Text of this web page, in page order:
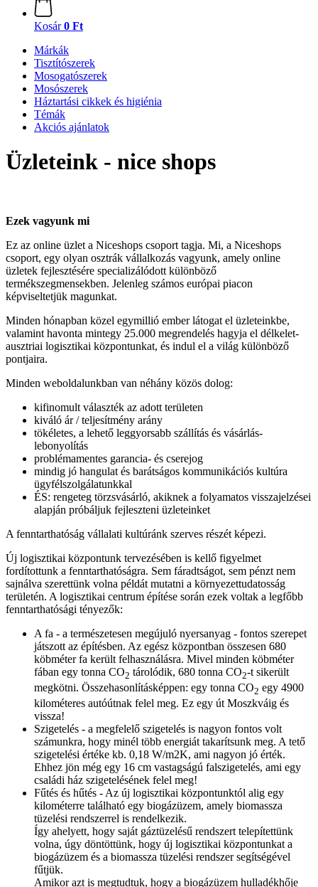
Kosár 0 Ft
Márkák
Tisztítószerek
Mosogatószerek
Mosószerek
Háztartási cikkek és higiénia
Témák
Akciós ajánlatok
Üzleteink - nice shops
Ezek vagyunk mi
Ez az online üzlet a Niceshops csoport tagja. Mi, a Niceshops
csoport, egy olyan osztrák vállalkozás vagyunk, amely online
üzletek fejlesztésére specializálódott különböző
termékszegmensekben. Jelenleg számos európai piacon
képviseltetjük magunkat.
Minden hónapban közel egymillió ember látogat el üzleteinkbe,
valamint havonta mintegy 25.000 megrendelés hagyja el délkelet-
ausztriai logisztikai központunkat, és indul el a világ különböző
pontjaira.
Minden weboldalunkban van néhány közös dolog:
kifinomult választék az adott területen
kiváló ár / teljesítmény arány
tökéletes, a lehető leggyorsabb szállítás és vásárlás-
lebonyolítás
problémamentes garancia- és cserejog
mindig jó hangulat és barátságos kommunikációs kultúra
ügyfélszolgálatunkkal
ÉS: rengeteg törzsvásárló, akiknek a folyamatos visszajelzései
alapján próbáljuk fejleszteni üzleteinket
A fenntarthatóság vállalati kultúránk szerves részét képezi.
Új logisztikai központunk tervezésében is kellő figyelmet
fordítottunk a fenntarthatóságra. Sem fáradtságot, sem pénzt nem
sajnálva szerettünk volna példát mutatni a környezettudatosság
területén. A logisztikai centrum építése során ezek voltak a legfőbb
fenntarthatósági tényezők:
A fa - a természetesen megújuló nyersanyag - fontos szerepet
játszott az építésben. Az egész központban összesen 680
köbméter fa került felhasználásra. Mivel minden köbméter
fában egy tonna CO2 tárolódik, 680 tonna CO2-t sikerült
megkötni. Összehasonlításképpen: egy tonna CO2 egy 4900
kilométeres autóútnak felel meg. Ez egy út Moszkváig és
vissza!
Szigetelés - a megfelelő szigetelés is nagyon fontos volt
számunkra, hogy minél több energiát takarítsunk meg. A tető
szigetelési értéke kb. 0,18 W/m2K, ami nagyon jó érték.
Ehhez jön még egy 16 cm vastagságú falszigetelés, ami egy
családi ház szigetelésének felel meg!
Fűtés és hűtés - Az új logisztikai központunktól alig egy
kilométerre található egy biogázüzem, amely biomassza
tüzelési rendszerrel is rendelkezik.
Így ahelyett, hogy saját gáztüzelésű rendszert telepítettünk
volna, úgy döntöttünk, hogy új logisztikai központunkat a
biogázüzem és a biomassza tüzelési rendszer segítségével
fűtjük.
Amikor azt is megtudtuk, hogy a biogázüzem hulladékhője